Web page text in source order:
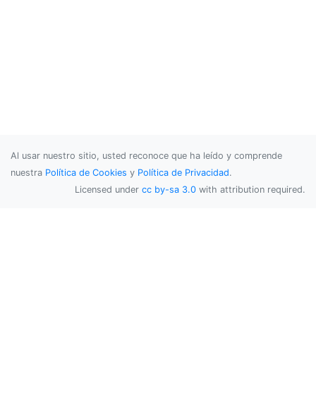
Al usar nuestro sitio, usted reconoce que ha leído y comprende
nuestra Política de Cookies y Política de Privacidad.
Licensed under cc by-sa 3.0 with attribution required.